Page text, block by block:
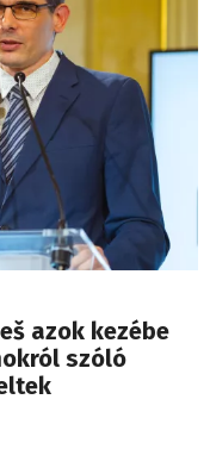
azok kezébe
szóló